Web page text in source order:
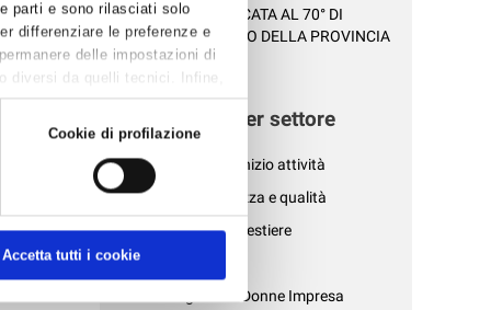
parti e sono rilasciati solo
differenziare le preferenze e
delle impostazioni di
diversi da quelli tecnici. Infine,
Cookie di profilazione
Accetta tutti i cookie
di
di
ilCodice
- LA SERATA DEDICATA AL 70° DI
CONFARTIGIANATO DELLA PROVINCIA
DI RAVEN...
News per settore
- Affari generali e inizio attività
- Ambiente, sicurezza e qualità
- Associazioni di mestiere
- AziendePiù
- Confartigianato Donne Impresa